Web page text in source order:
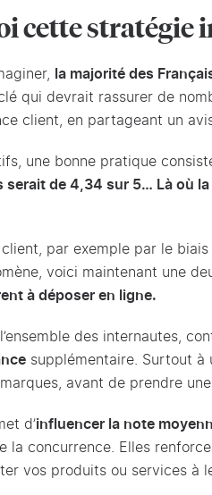
cette stratégie
la majorité des
qui devrait rassurer de
client, en partageant un
une bonne pratique
serait de 4,34 sur 5… Là où
par exemple par le biais
voici maintenant une
à déposer en ligne.
des internautes,
supplémentaire. Surtout à
avant de prendre
d’influencer la note
la concurrence. Elles
vos produits ou services à